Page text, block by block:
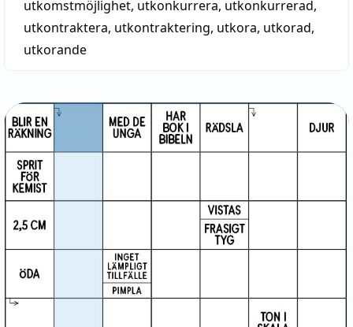
utkomstmöjlighet, utkonkurrera, utkonkurrerad,
utkontraktera, utkontraktering, utkora, utkorad,
utkorande